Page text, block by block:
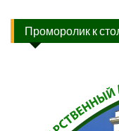
Проморолик к